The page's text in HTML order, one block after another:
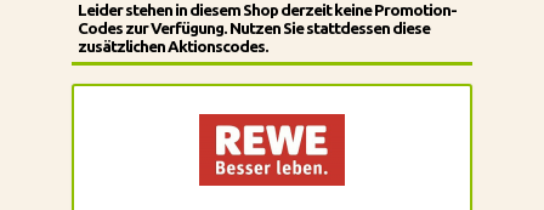
Leider stehen in diesem Shop derzeit keine Promotion-
Codes zur Verfügung. Nutzen Sie stattdessen diese
zusätzlichen Aktionscodes.